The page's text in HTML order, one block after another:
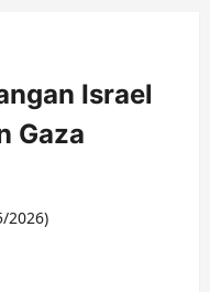
Israel
Gaza
2026)